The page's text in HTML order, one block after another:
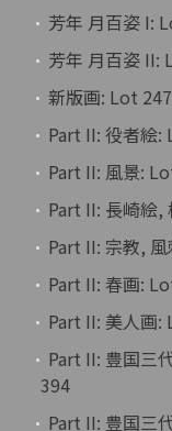
芳年 月百姿 I:
芳年 月百姿 II:
新版画: Lot
Part II: 役者絵:
Part II: 風景:
Part II: 長崎絵,
Part II: 宗教,
Part II: 春画:
Part II: 美人画
Part II: 豊国三
394
Part II: 豊国三